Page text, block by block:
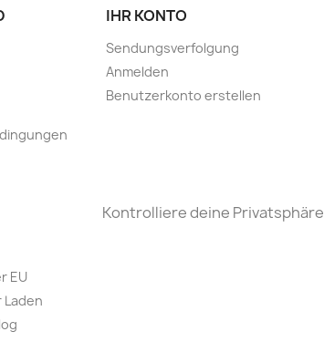
EU
IHR KONTO
Sendungsverfolgung
Anmelden
Benutzerkonto erstellen
Kontrolliere deine Privatsphäre